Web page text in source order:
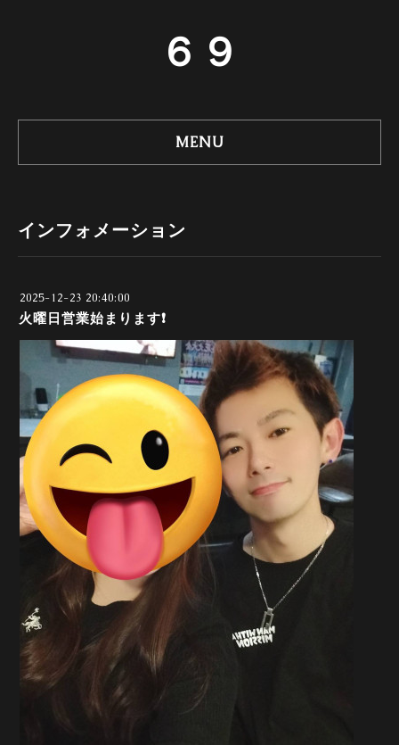
６９
MENU
インフォメーション
2025-12-23 20:40:00
火曜日営業始まります❗